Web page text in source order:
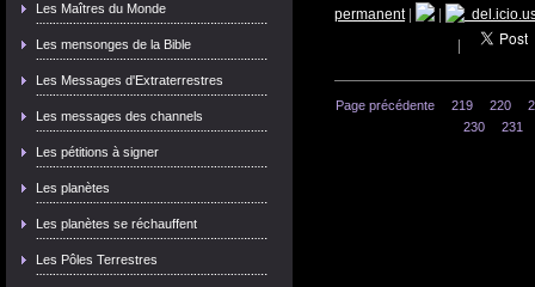
Les Maîtres du Monde
Les mensonges de la Bible
Les Messages d'Extraterrestres
Les messages des channels
Les pétitions à signer
Les planètes
Les planètes se réchauffent
Les Pôles Terrestres
permanent|
Page précédente 219 220
230
231